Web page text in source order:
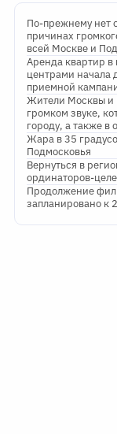
По-прежнему нет
причинах
всей Москве и
Аренда квартир
центрами начала
приемной
Жители Москвы и
громком звуке,
городу, а также в
Жара в 35
Подмосковья
Вернуться в
ординаторов-
Продолжение
запланировано к